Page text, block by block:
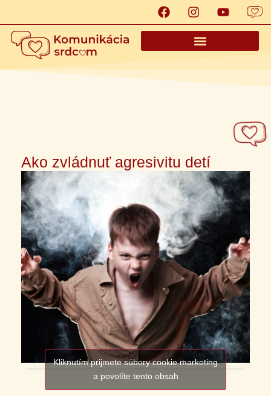
Ako zvládnuť agresivitu detí
Kliknutím prijmete súbory cookie marketing
a povolíte tento obsah